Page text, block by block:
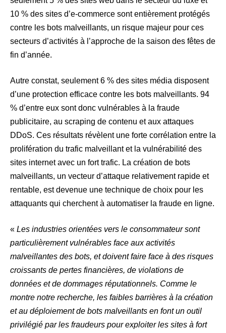
10 % des sites d’e-commerce sont entièrement protégés
contre les bots malveillants, un risque majeur pour ces
secteurs d’activités à l’approche de la saison des fêtes de
fin d’année.
Autre constat, seulement 6 % des sites média disposent
d’une protection efficace contre les bots malveillants. 94
% d’entre eux sont donc vulnérables à la fraude
publicitaire, au scraping de contenu et aux attaques
DDoS. Ces résultats révèlent une forte corrélation entre la
prolifération du trafic malveillant et la vulnérabilité des
sites internet avec un fort trafic. La création de bots
malveillants, un vecteur d’attaque relativement rapide et
rentable, est devenue une technique de choix pour les
attaquants qui cherchent à automatiser la fraude en ligne.
« Les industries orientées vers le consommateur sont
particulièrement vulnérables face aux activités
malveillantes des bots, et doivent faire face à des risques
croissants de pertes financières, de violations de
données et de dommages réputationnels. Comme le
montre notre recherche, les faibles barrières à la création
et au déploiement de bots malveillants en font un outil
privilégié par les fraudeurs pour exploiter les sites à fort